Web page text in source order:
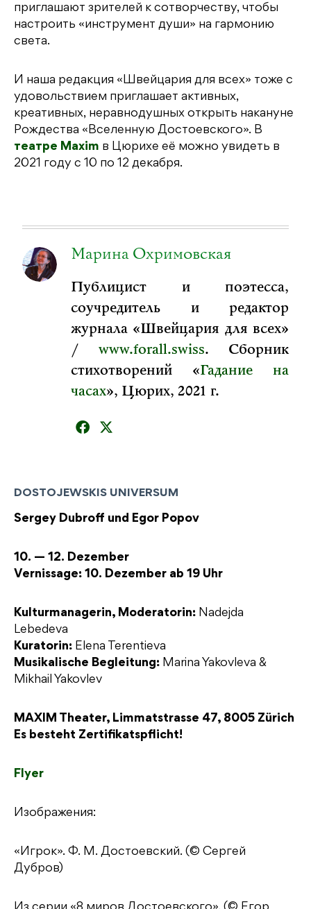
приглашают зрителей к сотворчеству, чтобы
настроить «инструмент души» на гармонию
света.
И наша редакция «Швейцария для всех» тоже с
удовольствием приглашает активных,
креативных, неравнодушных открыть накануне
Рождества «Вселенную Достоевского». В
театре Maxim в Цюрихе её можно увидеть в
2021 году с 10 по 12 декабря.
Марина Охримовская
Публицист и поэтесса,
соучредитель и редактор
журнала «Швейцария для всех»
/ www.forall.swiss. Сборник
стихотворений «Гадание на
часах», Цюрих, 2021 г.
DOSTOJEWSKIS UNIVERSUM
Sergey Dubroff und Egor Popov
10. — 12. Dezember
Vernissage: 10. Dezember ab 19 Uhr
Kulturmanagerin, Moderatorin: Nadejda
Lebedeva
Kuratorin: Elena Terentieva
Musikalische Begleitung: Marina Yakovleva &
Mikhail Yakovlev
MAXIM Theater, Limmatstrasse 47, 8005 Zürich
Es besteht Zertifikatspflicht!
Flyer
Изображения:
«Игрок». Ф. М. Достоевский. (© Сергей
Дубров)